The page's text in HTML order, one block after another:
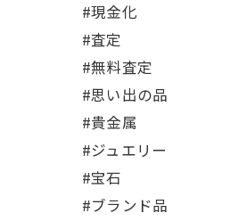
#現金化
#査定
#無料査定
#思い出の品
#貴金属
#ジュエリー
#宝石
#ブランド品